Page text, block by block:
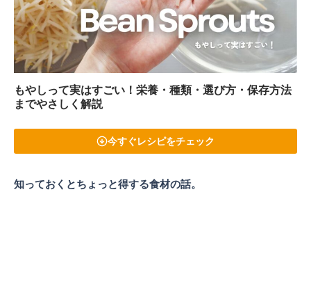
もやしって実はすごい！栄養・種類・選び方・保存方法
までやさしく解説
今すぐレシピをチェック
知っておくとちょっと得する食材の話。